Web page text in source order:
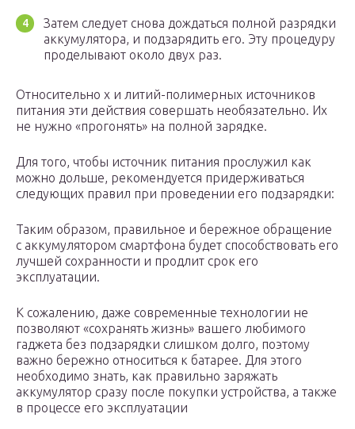
Затем следует снова дождаться полной разрядки
аккумулятора, и подзарядить его. Эту процедуру
проделывают около двух раз.
Относительно х и литий-полимерных источников
питания эти действия совершать необязательно. Их
не нужно «прогонять» на полной зарядке.
Для того, чтобы источник питания прослужил как
можно дольше, рекомендуется придерживаться
следующих правил при проведении его подзарядки:
Таким образом, правильное и бережное обращение
с аккумулятором смартфона будет способствовать его
лучшей сохранности и продлит срок его
эксплуатации.
К сожалению, даже современные технологии не
позволяют «сохранять жизнь» вашего любимого
гаджета без подзарядки слишком долго, поэтому
важно бережно относиться к батарее. Для этого
необходимо знать, как правильно заряжать
аккумулятор сразу после покупки устройства, а также
в процессе его эксплуатации